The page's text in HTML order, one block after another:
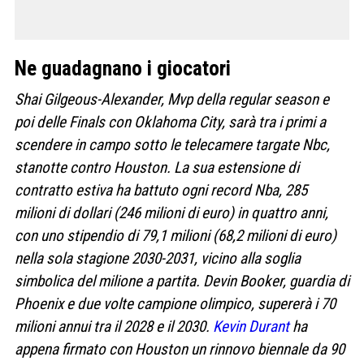
Ne guadagnano i giocatori
Shai Gilgeous-Alexander, Mvp della regular season e
poi delle Finals con Oklahoma City, sarà tra i primi a
scendere in campo sotto le telecamere targate Nbc,
stanotte contro Houston. La sua estensione di
contratto estiva ha battuto ogni record Nba, 285
milioni di dollari (246 milioni di euro) in quattro anni,
con uno stipendio di 79,1 milioni (68,2 milioni di euro)
nella sola stagione 2030-2031, vicino alla soglia
simbolica del milione a partita. Devin Booker, guardia di
Phoenix e due volte campione olimpico, supererà i 70
milioni annui tra il 2028 e il 2030. Kevin Durantha
appena firmato con Houston un rinnovo biennale da 90